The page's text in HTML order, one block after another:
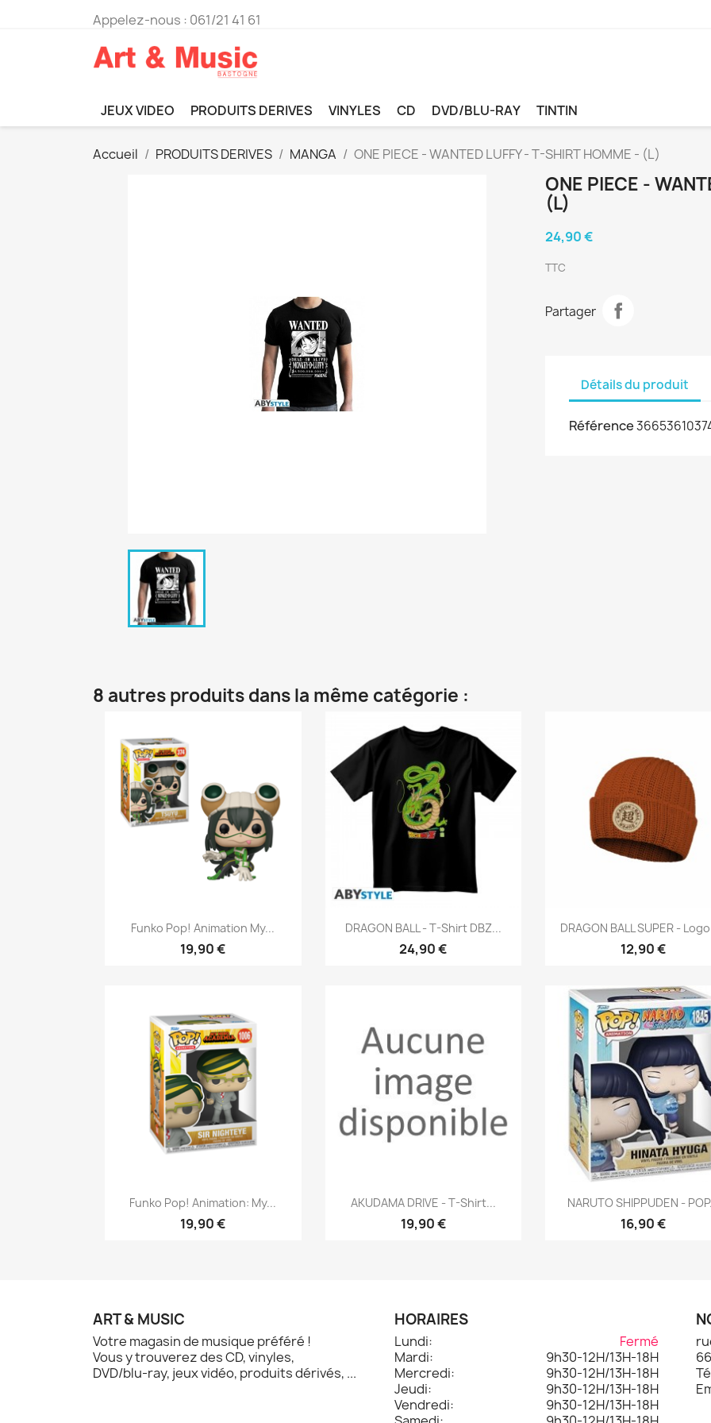
Appelez-nous : 061/21 41 61
JEUX VIDEO PRODUITS DERIVES VINYLES CD DVD/BLU-RAY TINTIN
Accueil PRODUITS DERIVES MANGA ONE PIECE - WANTED LUFFY - T-SHIRT HOMME - (L)
ONE PIECE -
(L)
24,90 €
TTC
Partager
Détails du produit
Référence
8 autres produits dans la même catégorie :
Aperçu rapide
Funko Pop! Animation My...
19,90 €
Aperçu rapide
DRAGON BALL - T-Shirt DBZ...
24,90 €
 Aperçu rapide
DRAGON BALL SUPER -
12,90 €
Aperçu rapide
Funko Pop! Animation: My...
19,90 €
Aperçu rapide
AKUDAMA DRIVE - T-Shirt...
19,90 €
Aperçu rapide
NARUTO SHIPPUDEN -
16,90 €
ART & MUSIC
Votre magasin de musique préféré !
Vous y trouverez des CD, vinyles,
DVD/blu-ray, jeux vidéo, produits dérivés, ...
HORAIRES
Lundi:
Fermé
Mardi:
9h30-12H/13H-18H
Mercredi:
9h30-12H/13H-18H
Jeudi:
9h30-12H/13H-18H
Vendredi:
9h30-12H/13H-18H